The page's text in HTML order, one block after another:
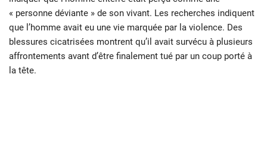
« personne déviante » de son vivant. Les recherches indiquent
que l’homme avait eu une vie marquée par la violence. Des
blessures cicatrisées montrent qu’il avait survécu à plusieurs
affrontements avant d’être finalement tué par un coup porté à
la tête.